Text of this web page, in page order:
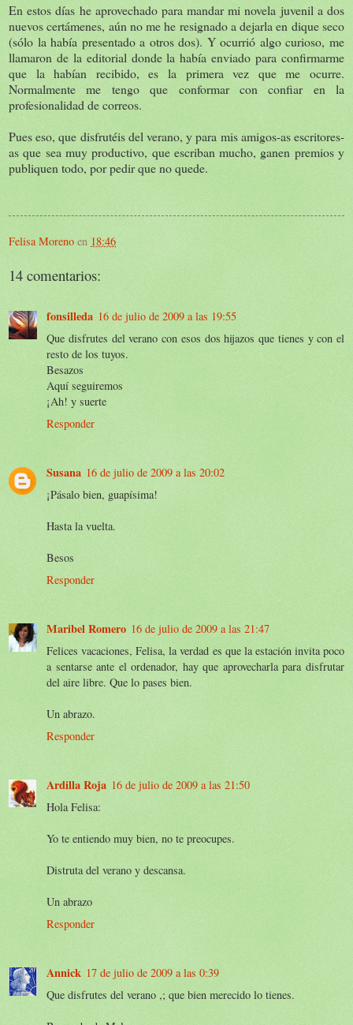
En estos días he aprovechado para mandar mi novela juvenil a dos
nuevos certámenes, aún no me he resignado a dejarla en dique seco
(sólo la había presentado a otros dos). Y ocurrió algo curioso, me
llamaron de la editorial donde la había enviado para confirmarme
que la habían recibido, es la primera vez que me ocurre.
Normalmente me tengo que conformar con confiar en la
profesionalidad de correos.
Pues eso, que disfrutéis del verano, y para mis amigos-as escritores-
as que sea muy productivo, que escriban mucho, ganen premios y
publiquen todo, por pedir que no quede.
Felisa Moreno en 18:46
14 comentarios:
fonsilleda 16 de julio de 2009 a las 19:55
Que disfrutes del verano con esos dos hijazos que tienes y con el
resto de los tuyos.
Besazos
Aquí seguiremos
¡Ah! y suerte
Responder
Susana 16 de julio de 2009 a las 20:02
¡Pásalo bien, guapísima!
Hasta la vuelta.
Besos
Responder
Maribel Romero 16 de julio de 2009 a las 21:47
Felices vacaciones, Felisa, la verdad es que la estación invita poco
a sentarse ante el ordenador, hay que aprovecharla para disfrutar
del aire libre. Que lo pases bien.
Un abrazo.
Responder
Ardilla Roja 16 de julio de 2009 a las 21:50
Hola Felisa:
Yo te entiendo muy bien, no te preocupes.
Distruta del verano y descansa.
Un abrazo
Responder
Annick 17 de julio de 2009 a las 0:39
Que disfrutes del verano ,; que bien merecido lo tienes.